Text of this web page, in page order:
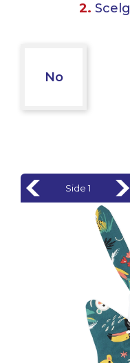
2.
No
Side 1